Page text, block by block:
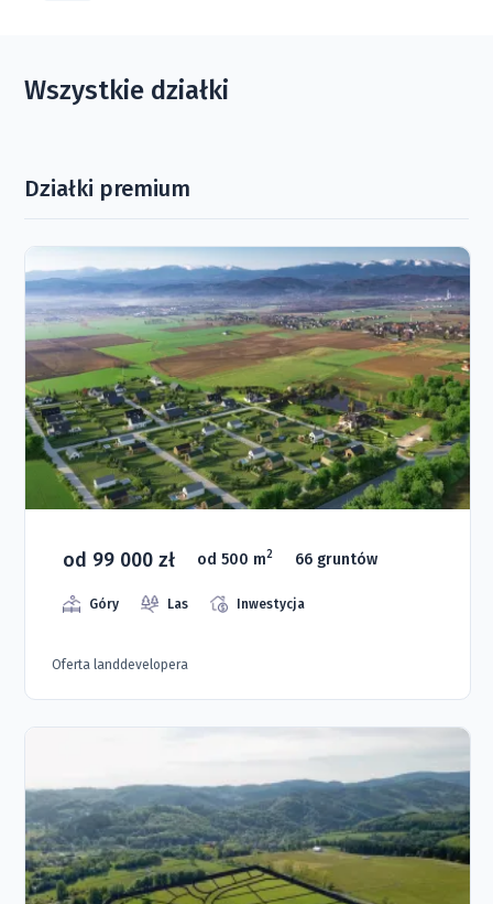
Wszystkie działki
Działki premium
od 99 000 zł od 500 m2 66 gruntów
Góry Las Inwestycja
Oferta landdevelopera